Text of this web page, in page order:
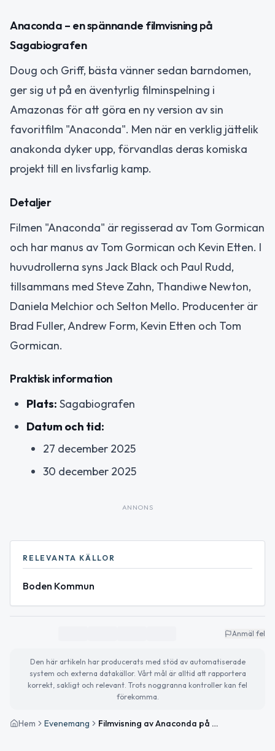
Anaconda – en spännande filmvisning på
Sagabiografen
Doug och Griff, bästa vänner sedan barndomen,
ger sig ut på en äventyrlig filminspelning i
Amazonas för att göra en ny version av sin
favoritfilm "Anaconda". Men när en verklig jättelik
anakonda dyker upp, förvandlas deras komiska
projekt till en livsfarlig kamp.
Detaljer
Filmen "Anaconda" är regisserad av Tom Gormican
och har manus av Tom Gormican och Kevin Etten. I
huvudrollerna syns Jack Black och Paul Rudd,
tillsammans med Steve Zahn, Thandiwe Newton,
Daniela Melchior och Selton Mello. Producenter är
Brad Fuller, Andrew Form, Kevin Etten och Tom
Gormican.
Praktisk information
Plats: Sagabiografen
Datum och tid:
27 december 2025
30 december 2025
ANNONS
RELEVANTA KÄLLOR
Boden Kommun
Anmäl fel
Den här artikeln har producerats med stöd av automatiserade
system och externa datakällor. Vårt mål är alltid att rapportera
korrekt, sakligt och relevant. Trots noggranna kontroller kan fel
förekomma.
Hem Evenemang Filmvisning av Anaconda på Sagabiografen